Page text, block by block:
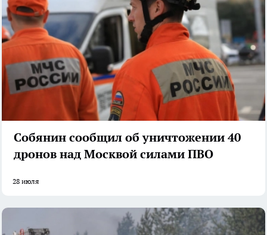
Собянин сообщил об уничтожении 40
дронов над Москвой силами ПВО
28 июля